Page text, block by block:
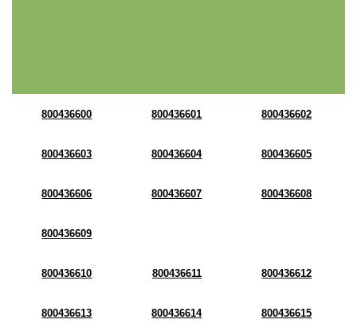
800436600 800436601 800436602
800436603 800436604 800436605
800436606 800436607 800436608
800436609
800436610 800436611 800436612
800436613 800436614 800436615